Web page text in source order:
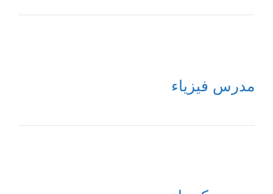
مدرس فيزياء